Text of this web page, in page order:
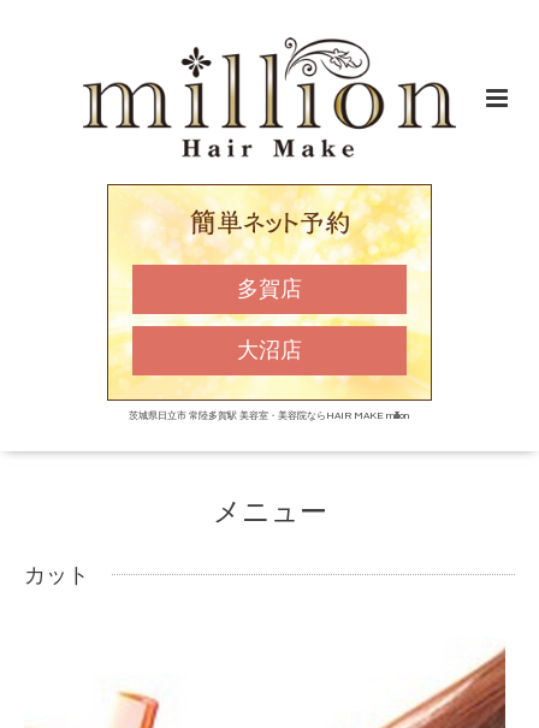
多賀店
大沼店
茨城県日立市 常陸多賀駅 美容室・美容院ならHAIR MAKE million
メニュー
カット